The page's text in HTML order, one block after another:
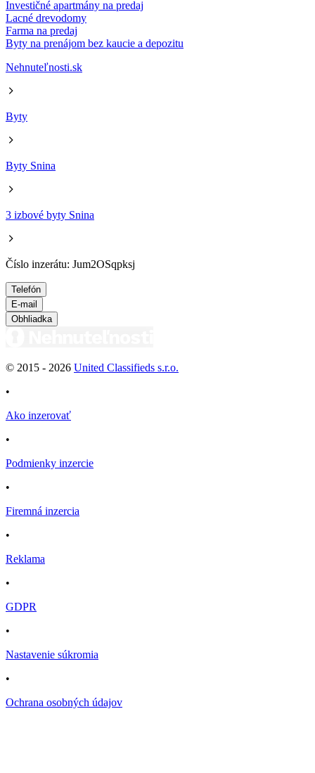
Investičné apartmány na predaj
Lacné drevodomy
Farma na predaj
Byty na prenájom bez kaucie a depozitu
Nehnuteľnosti.sk
Byty
Byty Snina
3 izbové byty Snina
Číslo inzerátu: Jum2OSqpksj
Telefón
E-mail
Obhliadka
© 2015 - 2026 United Classifieds s.r.o.
•
Ako inzerovať
•
Podmienky inzercie
•
Firemná inzercia
•
Reklama
•
GDPR
•
Nastavenie súkromia
•
Ochrana osobných údajov